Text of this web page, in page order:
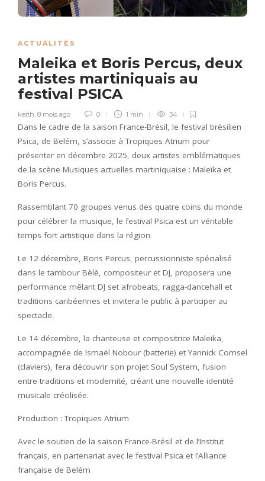
ACTUALITÉS
Maleika et Boris Percus, deux
artistes martiniquais au
festival PSICA
keith, 8 mois ago 0 1 min 34
Dans le cadre de la saison France-Brésil, le festival brésilien
Psica, de Belém, s’associe à Tropiques Atrium pour
présenter en décembre 2025, deux artistes emblématiques
de la scène Musiques actuelles martiniquaise : Maleïka et
Boris Percus.
Rassemblant 70 groupes venus des quatre coins du monde
pour célébrer la musique, le festival Psica est un véritable
temps fort artistique dans la région.
Le 12 décembre, Boris Percus, percussionniste spécialisé
dans le tambour Bèlè, compositeur et DJ, proposera une
performance mêlant DJ set afrobeats, ragga-dancehall et
traditions caribéennes et invitera le public à participer au
spectacle.
Le 14 décembre, la chanteuse et compositrice Maleïka,
accompagnée de Ismaël Nobour (batterie) et Yannick Comsel
(claviers), fera découvrir son projet Soul System, fusion
entre traditions et modernité, créant une nouvelle identité
musicale créolisée.
Production : Tropiques Atrium
Avec le soutien de la saison France-Brésil et de l’Institut
français, en partenariat avec le festival Psica et l’Alliance
française de Belém